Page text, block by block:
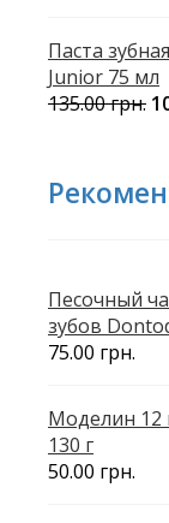
Паста
Junior 75 мл
135.00грн.
Песочный
зубов
75.00 грн.
Моделин 12
130 г
50.00 грн.